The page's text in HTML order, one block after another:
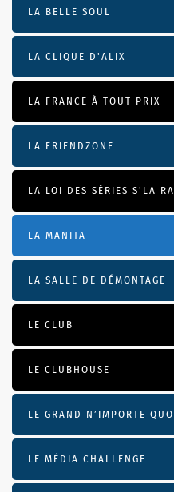
LA BELLE SOUL
LA CLIQUE D'ALIX
LA FRANCE À TOUT PRIX
LA FRIENDZONE
LA LOI DES SÉRIES S'LA
LA MANITA
LA SALLE DE DÉMONTAGE
LE CLUB
LE CLUBHOUSE
LE GRAND N’IMPORTE
LE MÉDIA CHALLENGE